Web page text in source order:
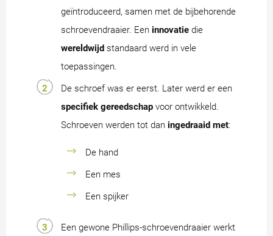
geïntroduceerd, samen met de bijbehorende
schroevendraaier. Een innovatie die
wereldwijd standaard werd in vele
toepassingen.
De schroef was er eerst. Later werd er een
specifiek gereedschap voor ontwikkeld.
Schroeven werden tot dan ingedraaid met:
De hand
Een mes
Een spijker
Een gewone Phillips-schroevendraaier werkt